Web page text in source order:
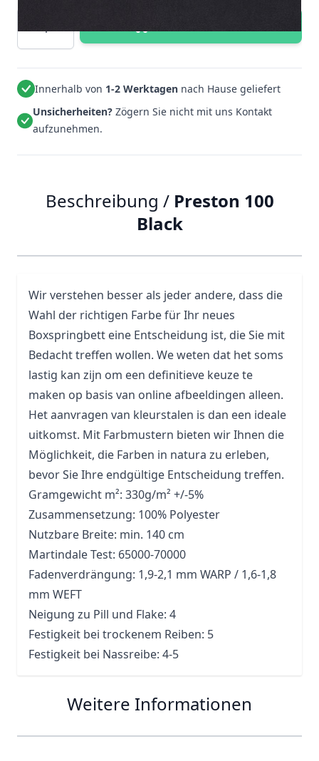
Innerhalb von 1-2 Werktagen nach Hause geliefert
Unsicherheiten?Zögern Sie nicht mit uns Kontakt
aufzunehmen.
Beschreibung / Preston 100
Black
Wir verstehen besser als jeder andere, dass die
Wahl der richtigen Farbe für Ihr neues
Boxspringbett eine Entscheidung ist, die Sie mit
Bedacht treffen wollen. We weten dat het soms
lastig kan zijn om een definitieve keuze te
maken op basis van online afbeeldingen alleen.
Het aanvragen van kleurstalen is dan een ideale
uitkomst. Mit Farbmustern bieten wir Ihnen die
Möglichkeit, die Farben in natura zu erleben,
bevor Sie Ihre endgültige Entscheidung treffen.
Gramgewicht m²: 330g/m² +/-5%
Zusammensetzung: 100% Polyester
Nutzbare Breite: min. 140 cm
Martindale Test: 65000-70000
Fadenverdrängung: 1,9-2,1 mm WARP / 1,6-1,8
mm WEFT
Neigung zu Pill und Flake: 4
Festigkeit bei trockenem Reiben: 5
Festigkeit bei Nassreibe: 4-5
Weitere Informationen